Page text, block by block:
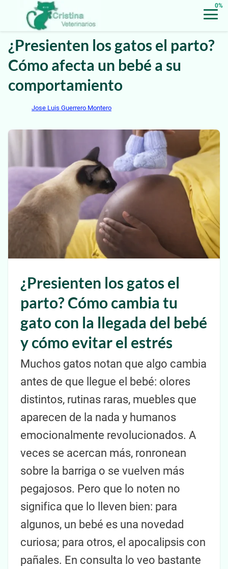
0%
¿Presienten los gatos el parto?
Cómo afecta un bebé a su
comportamiento
Jose Luis Guerrero Montero
¿Presienten los gatos el
parto? Cómo cambia tu
gato con la llegada del bebé
y cómo evitar el estrés
Muchos gatos notan que algo cambia
antes de que llegue el bebé: olores
distintos, rutinas raras, muebles que
aparecen de la nada y humanos
emocionalmente revolucionados. A
veces se acercan más, ronronean
sobre la barriga o se vuelven más
pegajosos. Pero que lo noten no
significa que lo lleven bien: para
algunos, un bebé es una novedad
curiosa; para otros, el apocalipsis con
pañales. En consulta lo veo bastante